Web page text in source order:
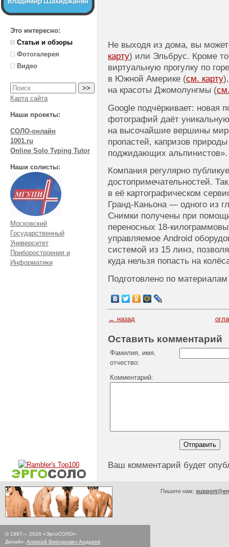
Это интересно:
Статьи и обзоры
Фотогалерея
Видео
Карта сайта
Наши проекты:
СОЛО-онлайн
1001.ru
Online Solo Typing Tutor
Наши солисты:
Московский
Государственный
Университет
Приборостроения и
Информатики
Не выходя из дома, вы
карту) или Эльбрус. Кроме
виртуальную прогулку по
в Южной Америке (см. карту
на красоты Джомолунгмы (
Google подчёркивает: новая
фотографий даёт
на высочайшие вершины
пропастей, капризов
поджидающих альпинистов».
Компания регулярно
достопримечательностей.
в её картографическом
Гранд-Каньона — одного из
Снимки получены при
переносных 18-
управляемое Android
системой из 15 линз,
куда нельзя попасть на
Подготовлено по
← назад
Оставить комментарий
Фамилия, имя,
отчество:
Комментарий:
Ваш комментарий будет
© 1997— 2026 «ЭргоСОЛО»
Дизайн: Алексей Викторович Андреев
Пишите нам: